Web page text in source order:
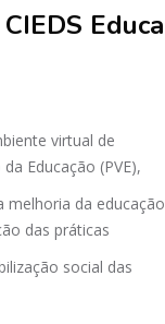
Educa
virtual de
Educação (PVE),
da educação
das práticas
social das